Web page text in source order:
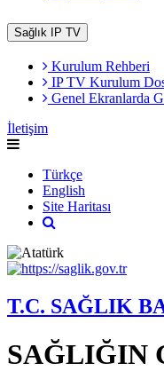
Sağlık IP TV
Kurulum Rehberi
IP TV Kurulum
Genel Ekranlarda
İletişim
Türkçe
English
Site Haritası
T.C. SAĞLIK
SAĞLIĞIN